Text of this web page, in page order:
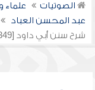
الصوتيات علماء
عبد المحسن العباد
شرح سنن أبي داود [349]